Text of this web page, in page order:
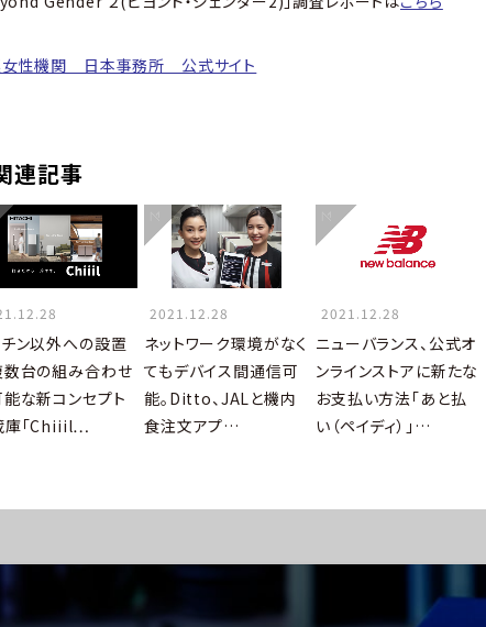
女性機関 日本事務所 公式サイト
連記事
ン以外への設置
数台の組み合わせ
な新コンセプト
庫「Chiiil…
2021.12.28
ネットワーク環境がなく
てもデバイス間通信可
能。Ditto、JALと機内
⾷注⽂アプ…
2021.12.28
ニューバランス、公式オ
ンラインストアに新たな
お支払い方法「あと払
い（ペイディ）」…